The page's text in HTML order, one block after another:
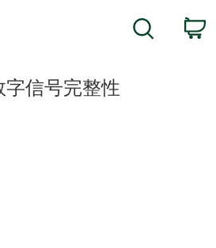
Search
字信号完整性